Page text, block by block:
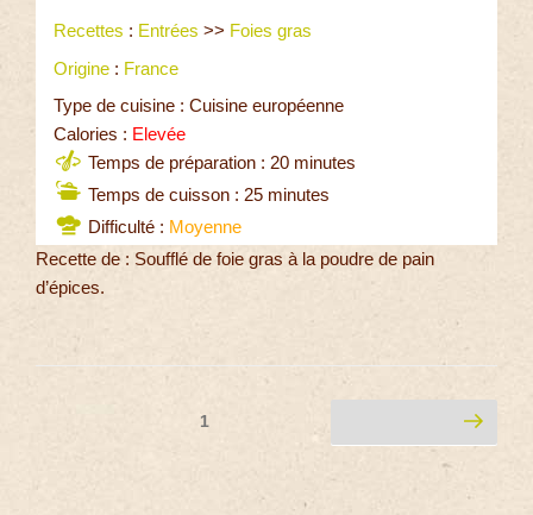
Recettes : Entrées >> Foies gras
Origine : France
Type de cuisine : Cuisine européenne
Calories : Elevée
Temps de préparation : 20 minutes
Temps de cuisson : 25 minutes
Difficulté : Moyenne
Recette de : Soufflé de foie gras à la poudre de pain
d’épices.
1